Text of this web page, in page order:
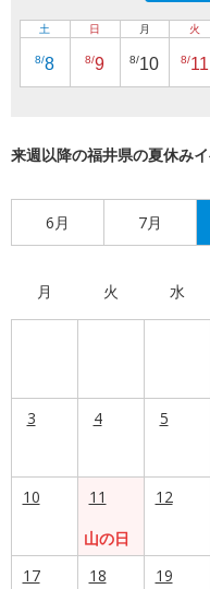
土
8/8
日
8/9
月
8/10
火
8/11
来週以降の福井県の夏休み
6月 7月
月 火 水
3 4 5
10
11
山の日
12
17
18 19